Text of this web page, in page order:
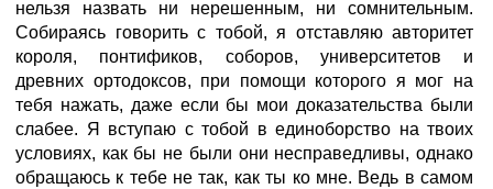
нельзя назвать ни нерешенным, ни сомнительным.
Собираясь говорить с тобой, я отставляю авторитет
короля, понтификов, соборов, университетов и
древних ортодоксов, при помощи которого я мог на
тебя нажать, даже если бы мои доказательства были
слабее. Я вступаю с тобой в единоборство на твоих
условиях, как бы не были они несправедливы, однако
обращаюсь к тебе не так, как ты ко мне. Ведь в самом